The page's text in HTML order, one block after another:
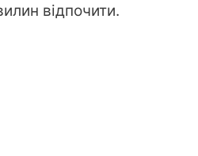
відпочити.